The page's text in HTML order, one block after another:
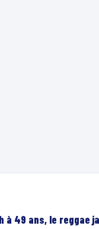
à 49 ans, le reggae